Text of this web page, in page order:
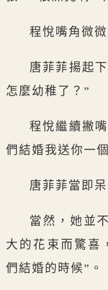
程悅嘴角微
唐菲菲揚起
怎麼幼稚了？”
程悅繼續撇
們結婚我送你一
唐菲菲當即呆
當然，她並
大的花束而驚喜
們結婚的時候”。